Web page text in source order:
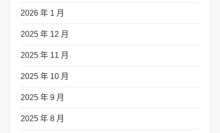
2026 年 1 月
2025 年 12 月
2025 年 11 月
2025 年 10 月
2025 年 9 月
2025 年 8 月